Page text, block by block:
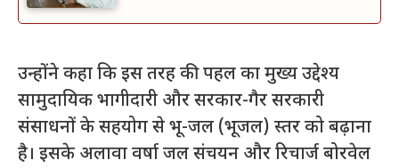
उन्होंने कहा कि इस तरह की पहल का मुख्य उद्देश्य
सामुदायिक भागीदारी और सरकार-गैर सरकारी
संसाधनों के सहयोग से भू-जल (भूजल) स्तर को बढ़ाना
है। इसके अलावा वर्षा जल संचयन और रिचार्ज बोरवेल